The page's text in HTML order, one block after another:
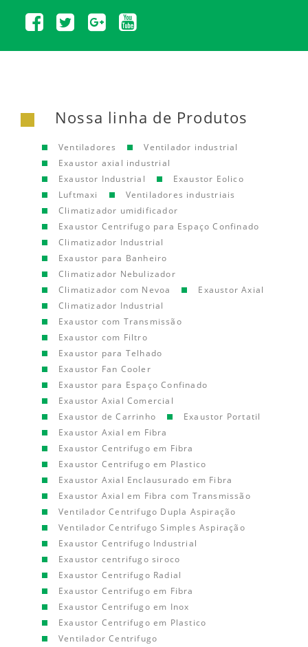
Nossa linha de Produtos
Ventiladores
Ventilador industrial
Exaustor axial industrial
Exaustor Industrial
Exaustor Eolico
Luftmaxi
Ventiladores industriais
Climatizador umidificador
Exaustor Centrifugo para Espaço Confinado
Climatizador Industrial
Exaustor para Banheiro
Climatizador Nebulizador
Climatizador com Nevoa
Exaustor Axial
Climatizador Industrial
Exaustor com Transmissão
Exaustor com Filtro
Exaustor para Telhado
Exaustor Fan Cooler
Exaustor para Espaço Confinado
Exaustor Axial Comercial
Exaustor de Carrinho
Exaustor Portatil
Exaustor Axial em Fibra
Exaustor Centrifugo em Fibra
Exaustor Centrifugo em Plastico
Exaustor Axial Enclausurado em Fibra
Exaustor Axial em Fibra com Transmissão
Ventilador Centrifugo Dupla Aspiração
Ventilador Centrifugo Simples Aspiração
Exaustor Centrifugo Industrial
Exaustor centrifugo siroco
Exaustor Centrifugo Radial
Exaustor Centrifugo em Fibra
Exaustor Centrifugo em Inox
Exaustor Centrifugo em Plastico
Ventilador Centrifugo